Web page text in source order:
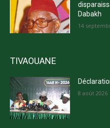
Dabakh
14
TIVAOUANE
8 août 2026